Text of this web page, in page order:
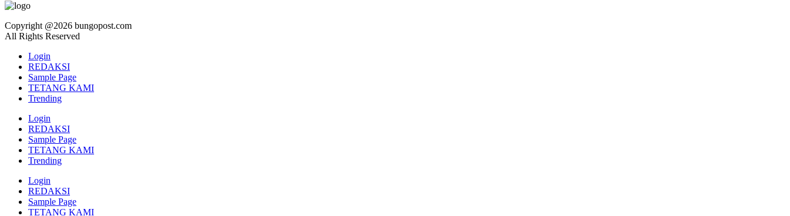
Copyright @2026 bungopost.com
All Rights Reserved
Login
REDAKSI
Sample Page
TETANG KAMI
Trending
Login
REDAKSI
Sample Page
TETANG KAMI
Trending
Login
REDAKSI
Sample Page
TETANG KAMI